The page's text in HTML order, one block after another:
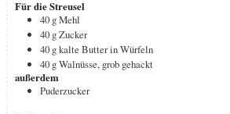
Für die Streusel
40 gMehl
40 gZucker
40 gkalte Butter in Würfeln
40 gWalnüsse, grob gehackt
außerdem
Puderzucker